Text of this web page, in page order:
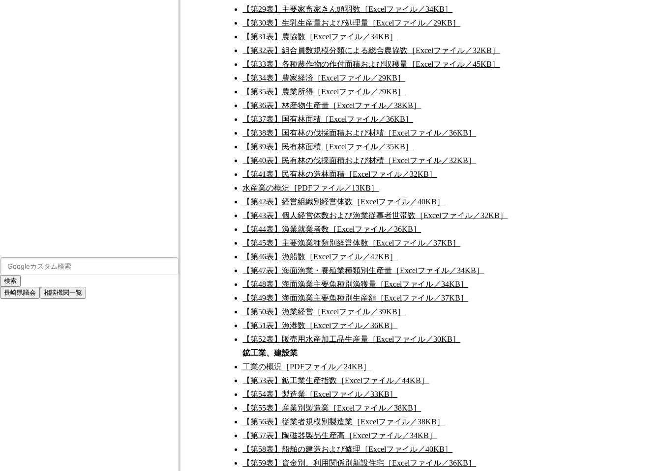
長崎県議会 相談機関一覧
【第29表】主要家畜家きん頭羽数［Excelファイル／34KB］
【第30表】生乳生産量および処理量［Excelファイル／29KB］
【第31表】農協数［Excelファイル／34KB］
【第32表】組合員数規模分類による総合農協数［Excelファイル／32KB］
【第33表】各種農作物の作付面積および収穫量［Excelファイル／45KB］
【第34表】農家経済［Excelファイル／29KB］
【第35表】農業所得［Excelファイル／29KB］
【第36表】林産物生産量［Excelファイル／38KB］
【第37表】国有林面積［Excelファイル／36KB］
【第38表】国有林の伐採面積および材積［Excelファイル／36KB］
【第39表】民有林面積［Excelファイル／35KB］
【第40表】民有林の伐採面積および材積［Excelファイル／32KB］
【第41表】民有林の造林面積［Excelファイル／32KB］
水産業の概況［PDFファイル／13KB］
【第42表】経営組織別経営体数［Excelファイル／40KB］
【第43表】個人経営体数および漁業従事者世帯数［Excelファイル／32KB］
【第44表】漁業就業者数［Excelファイル／36KB］
【第45表】主要漁業種類別経営体数［Excelファイル／37KB］
【第46表】漁船数［Excelファイル／42KB］
【第47表】海面漁業・養殖業種類別生産量［Excelファイル／34KB］
【第48表】海面漁業主要魚種別漁獲量［Excelファイル／34KB］
【第49表】海面漁業主要魚種別生産額［Excelファイル／37KB］
【第50表】漁業経営［Excelファイル／39KB］
【第51表】漁港数［Excelファイル／36KB］
【第52表】販売用水産加工品生産量［Excelファイル／30KB］
鉱工業、建設業
工業の概況［PDFファイル／24KB］
【第53表】鉱工業生産指数［Excelファイル／44KB］
【第54表】製造業［Excelファイル／33KB］
【第55表】産業別製造業［Excelファイル／38KB］
【第56表】従業者規模別製造業［Excelファイル／38KB］
【第57表】陶磁器製品生産高［Excelファイル／34KB］
【第58表】船舶の建造および修理［Excelファイル／40KB］
【第59表】資金別、利用関係別新設住宅［Excelファイル／36KB］